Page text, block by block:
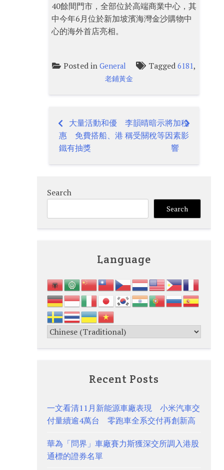
40餘間門市，全部位於高端商業中心，其
中今年6月位於新加坡濱海灣金沙購物中
心的海外首店亮相。
Posted inGeneral Tagged6181,
老鋪黃金
Post
navigation
大量活動和優
惠 免費搭船、港
鐵有抽獎
李韻晴暗示將加稅
稱受關稅等因素影
響
Search
Search
Language
Recent Posts
一文看清11月新能源車廠表現 小米汽車交
付量續逾4萬台 零跑車全系交付再創新高
華為「問界」車廠賽力斯獲深交所調入港股
通標的證券名單